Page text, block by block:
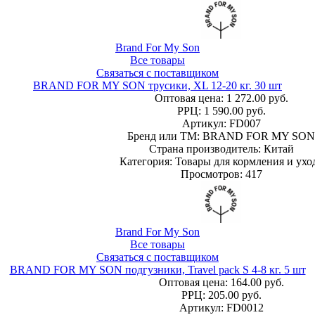
Brand For My Son
Все товары
Связаться с поставщиком
BRAND FOR MY SON трусики, XL 12-20 кг. 30 шт
Оптовая цена: 1 272.00 руб.
РРЦ: 1 590.00 руб.
Артикул: FD007
Бренд или ТМ: BRAND FOR MY SON
Страна производитель: Китай
Категория: Товары для кормления и
Просмотров: 417
Brand For My Son
Все товары
Связаться с поставщиком
BRAND FOR MY SON подгузники, Travel pack S 4-8 кг. 5 шт
Оптовая цена: 164.00 руб.
РРЦ: 205.00 руб.
Артикул: FD0012